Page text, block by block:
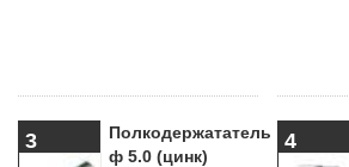
3
Полкодержататель
ф 5.0 (цинк)
4